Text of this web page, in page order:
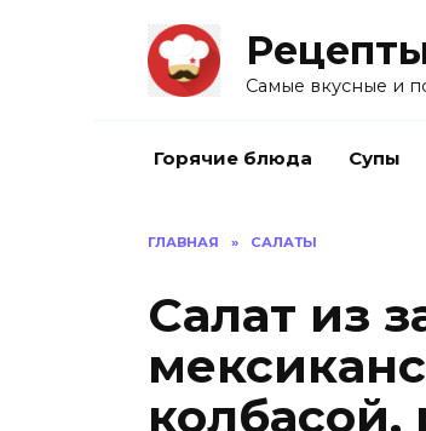
Самые вкусные и
Горячие блюда Супы
ГЛАВНАЯ » САЛАТЫ
Салат из
колбасой,